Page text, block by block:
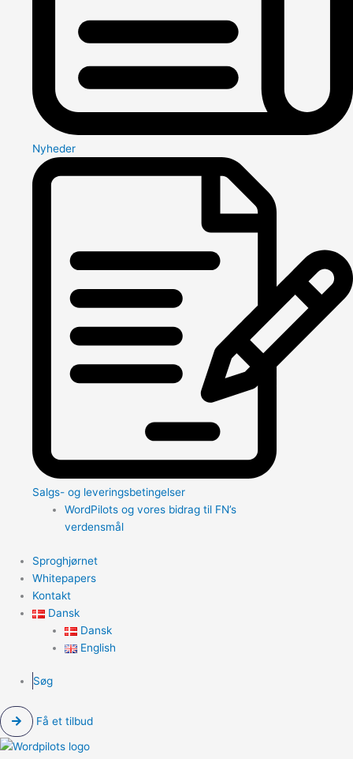
Nyheder
Salgs- og leveringsbetingelser
WordPilots og vores bidrag til FN’s
verdensmål
Sproghjørnet
Whitepapers
Kontakt
Dansk
Dansk
English
Søg
Få et tilbud